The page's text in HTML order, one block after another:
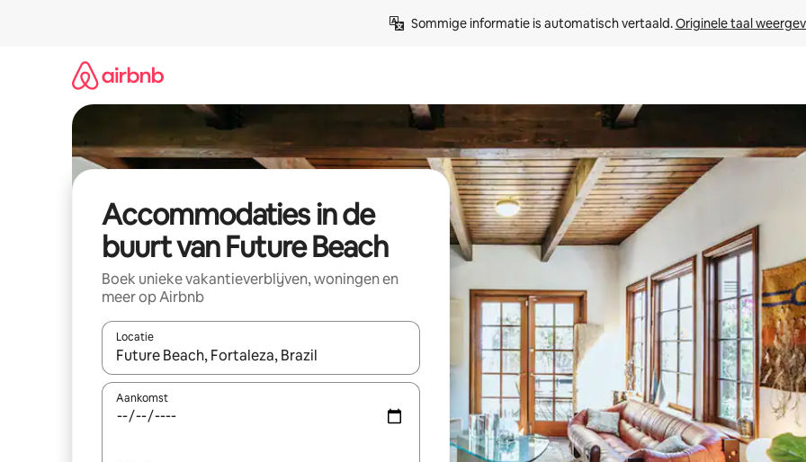
Sommige informatie is automatisch vertaald. Originele taal
Accommodaties in de
buurt van Future Beach
Boek unieke vakantieverblijven, woningen en
meer op Airbnb
Locatie
Wanneer er resultaten beschikbaar zijn, maak je een keuze met je de pijltjestoetsen omhoog en omlaag, óf door te
Aankomst